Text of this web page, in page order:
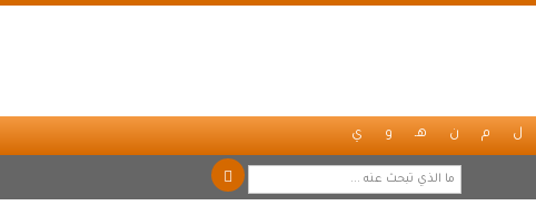
ل م ن هـ و ي